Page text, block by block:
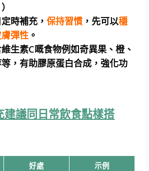
時補充，保持習慣 ，先可以穩
彈性 。
生素C嘅食物例如奇異果、橙、
，有助膠原蛋白合成，強化功
建議同日常飲食點樣搭
好處 示例